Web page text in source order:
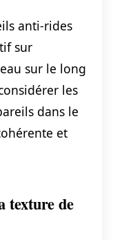
anti-rides
sur
sur le long
les
dans le
et
texture de